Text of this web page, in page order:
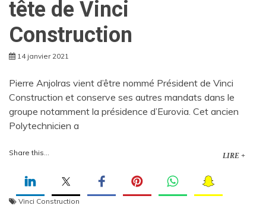
tête de Vinci
Construction
14 janvier 2021
Pierre Anjolras vient d’être nommé Président de Vinci
Construction et conserve ses autres mandats dans le
groupe notamment la présidence d’Eurovia. Cet ancien
Polytechnicien a
Share this... LIRE +
Vinci Construction